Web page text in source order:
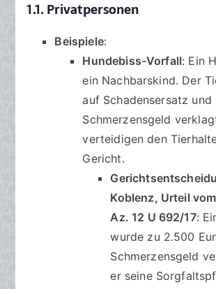
1.1. Privatpersonen
Beispiele:
Hundebiss-Vorfall: Ein
ein Nachbarskind. Der
auf Schadensersatz und
Schmerzensgeld
verteidigen den
Gericht.
Koblenz, Urteil
Az. 12 U 692/17:
wurde zu 2.500
Schmerzensgeld
er seine